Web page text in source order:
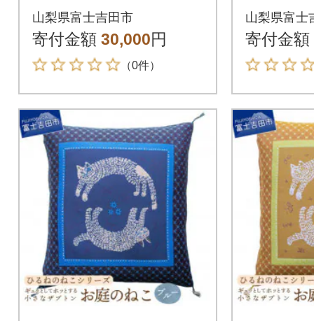
丸ねこ ブルー 茶席判
43x47cm 日本製
山梨県富士吉田市
寄付金額 30,000円
（0件）
丸ねこ
山梨県富士
寄付金額